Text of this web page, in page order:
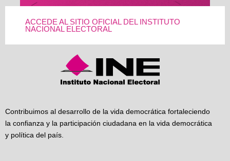
ACCEDE AL SITIO OFICIAL DEL INSTITUTO
NACIONAL ELECTORAL
Contribuimos al desarrollo de la vida democrática fortaleciendo
la confianza y la participación ciudadana en la vida democrática
y política del país.